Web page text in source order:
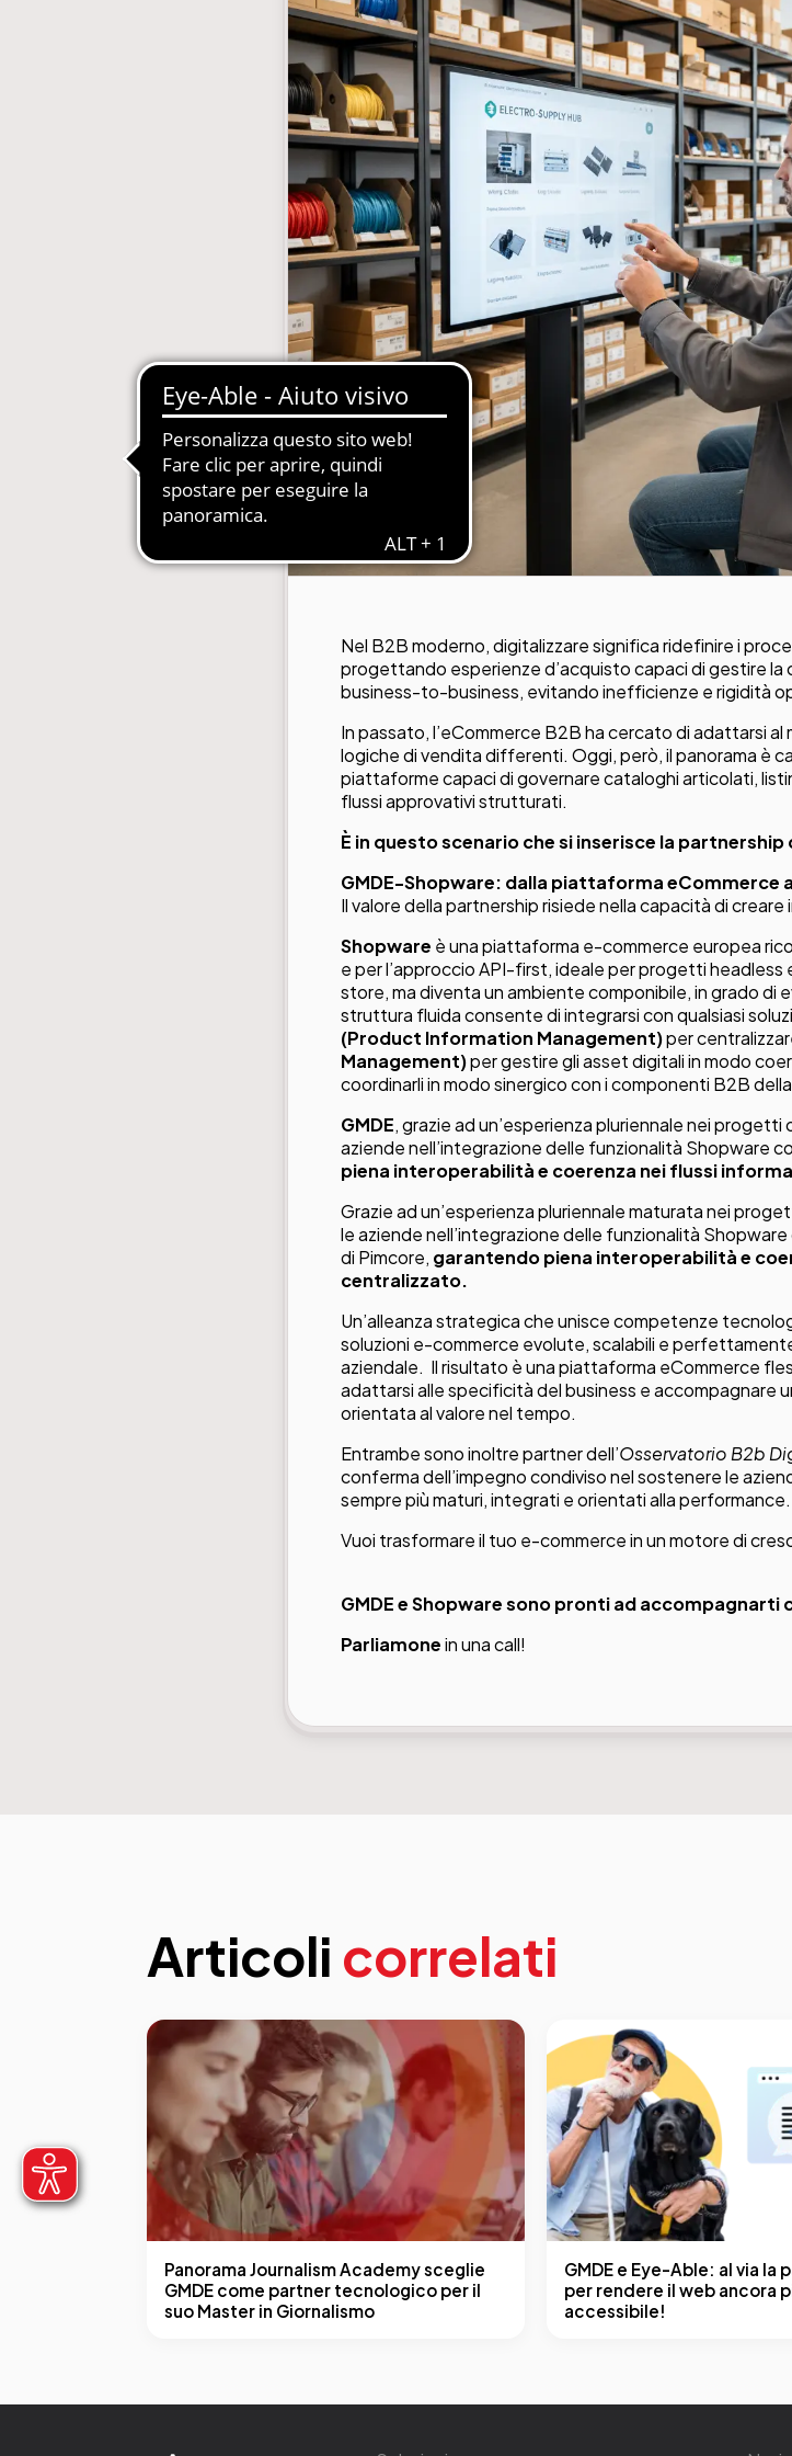
MDM-Master Data Management
Newsletter Automatizzate
PIM-Product Information Management
Produzione Automatizzata Cataloghi
Sistemi Esperti di Prodotto per Assistenza
Tecnica
Siti Web Multilingua e Multibrand
Soluzioni Complete in SaaS e PaaS
Web2Print per schede tecniche
Sistemi di Workflow per
Nel B2B moderno, digitalizzare significa ridefinire i
progettando esperienze d’acquisto capaci di gestire
business-to-business, evitando inefficienze e rigidità
In passato, l’eCommerce B2B ha cercato di adattarsi
logiche di vendita differenti. Oggi, però, il panorama è
piattaforme capaci di governare cataloghi articolati,
flussi approvativi strutturati.
È in questo scenario che si inserisce la
GMDE-Shopware: dalla piattaforma eCommerce
Il valore della partnership risiede nella capacità di
Shopware è una piattaforma e-commerce europea
e per l’approccio API-first, ideale per progetti headless
store, ma diventa un ambiente componibile, in grado di
struttura fluida consente di integrarsi con qualsiasi
(Product Information Management)per
Management)per gestire gli asset digitali in modo
coordinarli in modo sinergico con i componenti B2B
GMDE, grazie ad un’esperienza pluriennale nei
aziende nell’integrazione delle funzionalità Shopware
piena interoperabilità e coerenza nei flussi
Grazie ad un’esperienza pluriennale maturata nei
le aziende nell’integrazione delle funzionalità
di Pimcore, garantendo piena interoperabilità e
centralizzato.
Un’alleanza strategica che unisce competenze
soluzioni e-commerce evolute, scalabili e
aziendale. Il risultato è una piattaforma eCommerce
adattarsi alle specificità del business e accompagnare
orientata al valore nel tempo.
Entrambe sono inoltre partner dell’Osservatorio B2b
conferma dell’impegno condiviso nel sostenere le
sempre più maturi, integrati e orientati alla performance.
Vuoi trasformare il tuo e-commerce in un motore di
GMDE e Shopware sono pronti ad
Parliamonein una call!
Articoli correlati
Panorama Journalism Academy sceglie
GMDE come partner tecnologico per il
suo Master in Giornalismo
GMDE e Eye-Able: al via la
per rendere il web ancora
accessibile!